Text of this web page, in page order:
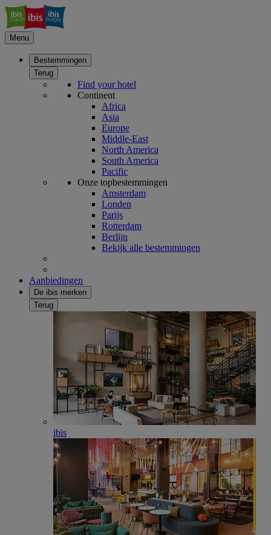
Menu
Bestemmingen
Terug
Find your hotel
Continent
Africa
Asia
Europe
Middle-East
North America
South America
Pacific
Onze topbestemmingen
Amsterdam
Londen
Parijs
Rotterdam
Berlijn
Bekijk alle bestemmingen
Aanbiedingen
De ibis merken
Terug
ibis